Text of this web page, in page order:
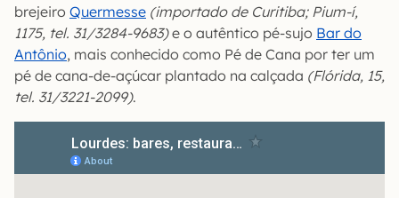
brejeiro Quermesse (importado de Curitiba; Pium-í,
1175, tel. 31/3284-9683)e o autêntico pé-sujo Bar do
Antônio, mais conhecido como Pé de Cana por ter um
pé de cana-de-açúcar plantado na calçada (Flórida, 15,
tel. 31/3221-2099).